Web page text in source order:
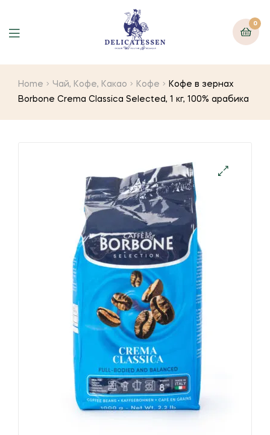
0
Home Чай, Кофе, Какао Кофе
Кофе в зернах
Borbone Crema Classica Selected, 1 кг, 100% арабика